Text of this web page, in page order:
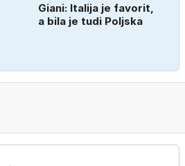
Giani: Italija je favorit,
a bila je tudi Poljska